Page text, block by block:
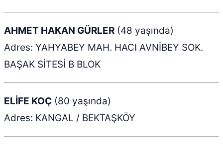
AHMET HAKAN GÜRLER (48 yaşında)
Adres: YAHYABEY MAH. HACI AVNİBEY SOK.
BAŞAK SİTESİ B BLOK
ELİFE KOÇ (80 yaşında)
Adres: KANGAL / BEKTAŞKÖY